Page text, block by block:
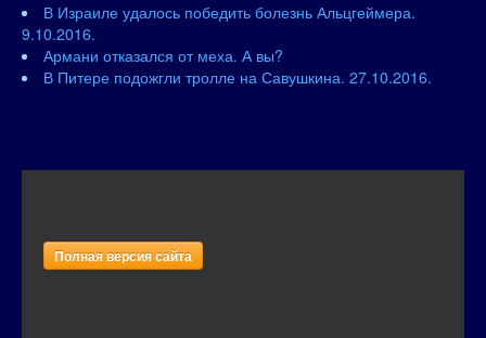
В Израиле удалось победить болезнь Альцгеймера.
9.10.2016.
Армани отказался от меха. А вы?
В Питере подожгли тролле на Савушкина. 27.10.2016.
Полная версия сайта